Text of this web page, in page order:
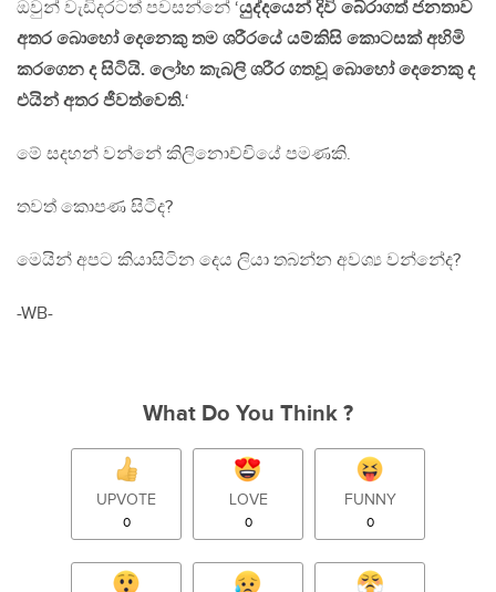
ඔවුන් වැඩිදරටත් පවසන්නේ ‘යුද්දයෙන් දිවි බේරාගත් ජනතාව
අතර බොහෝ දෙනෙකු තම ශරීරයේ යම්කිසි කොටසක් අහිමි
කරගෙන ද සිටියි. ලෝහ කැබලි ශරීර ගතවූ බොහෝ දෙනෙකු ද
එයින් අතර ජීවත්වෙති.‘
මේ සදහන් වන්නේ කිලිනොච්චියේ පමණකි.
තවත් කොපණ සිටීද?
මෙයින් අපට කියාසිටින දෙය ලියා තබන්න අවශ්‍ය වන්නේද?
-WB-
What Do You Think ?
UPVOTE
0
LOVE
0
FUNNY
0